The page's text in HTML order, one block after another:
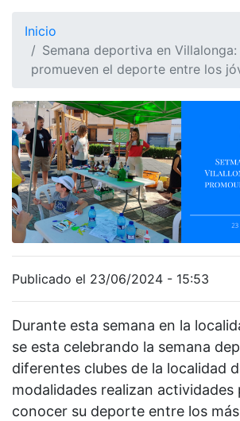
Inicio
Semana deportiva en
promueven el deporte entre los
Publicado el 23/06/2024 - 15:53
Durante esta semana en la
se esta celebrando la semana
diferentes clubes de la localidad
modalidades realizan actividades
conocer su deporte entre los